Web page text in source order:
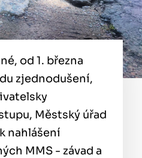
od 1. března
zjednodušení,
Městský úřad
nahlášení
MMS - závad a